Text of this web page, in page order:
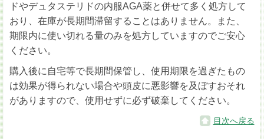
ドやデュタステリドの内服AGA薬と併せて多く処方して
おり、在庫が長期間滞留することはありません。また、
期限内に使い切れる量のみを処方していますのでご安心
ください。
購入後に自宅等で長期間保管し、使用期限を過ぎたもの
は効果が得られない場合や頭皮に悪影響を及ぼすおそれ
がありますので、使用せずに必ず破棄してください。
目次へ戻る